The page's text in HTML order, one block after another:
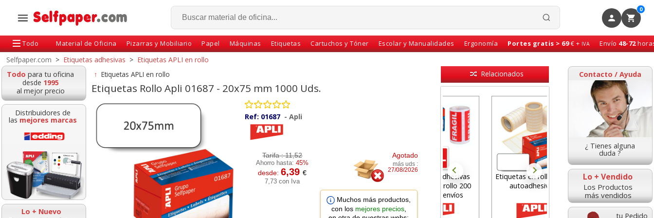
0
Todo Material de Oficina Pizarras y Mobiliario Papel Máquinas Etiquetas Cartuchos y Tóner Escolar y Manualidades Ergonomía Portes gratis > 69€ + IVA Envío 48-72
Selfpaper.com > Etiquetas adhesivas > Etiquetas APLI en rollo
Todo para tu oficina
desde 1995
al mejor precio
Distribuidores de
las mejores marcas
Lo + Nuevo
Contacto / Ayuda
¿ Tienes alguna
duda ?
Lo + Vendido
Los Productos
más vendidos
tu Pedido
↑ Etiquetas APLI en rollo
Etiquetas Rollo Apli 01687 - 20x75 mm 1000 Uds.
Ref: 01687 - Apli
Tarifa :11,52
Ahorro hasta:45%
desde:6,39€
7,73 con Iva
Agotado
más uds :
27/08/2026
Muchos más productos,
con los mejores precios,
Relacionados
en rollo APLI,
Etiquetas envíos
agencia Apli 00324,
Rollo 200 uds.
Etiqueta Rollo PVP
Euros 12x18 Blanco
poner precio removible
Etiquetas Mantener
posición vertical
Flechas Apli rollo 200u
Etiquetas adhesivas
uds para envíos
Etiquetas en rollo APLI,
autoadhesivas
Etiquetas envíos
agencia Apli 00324,
Rollo 200 uds.